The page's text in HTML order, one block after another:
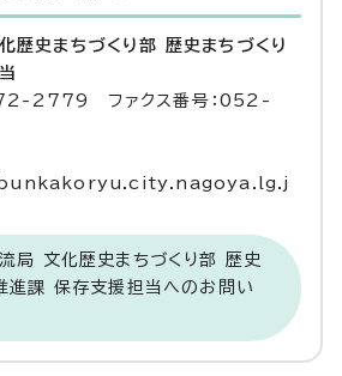
歴史まちづくり部 歴史まちづくり
2779 ファクス番号：052-
局 文化歴史まちづくり部 歴史
進課 保存支援担当へのお問い